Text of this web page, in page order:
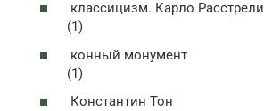
классицизм. Карло Расстрели
(1)
конный монумент
(1)
Константин Тон